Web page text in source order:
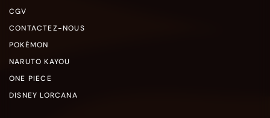
CGV
CONTACTEZ-NOUS
POKÉMON
NARUTO KAYOU
ONE PIECE
DISNEY LORCANA